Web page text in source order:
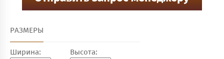
РАЗМЕРЫ
Ширина:
Высота: